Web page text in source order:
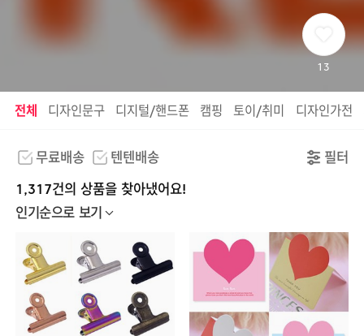
13
전체 디자인문구 디지털/핸드폰 캠핑 토이/취미 디자인가전
무료배송 텐텐배송 필터
1,317건의 상품을 찾아냈어요!
인기순으로 보기